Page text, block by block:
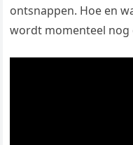
ontsnappen. Hoe en
wordt momenteel nog